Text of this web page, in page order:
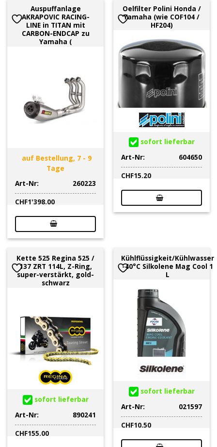
Auspuffanlage
AKRAPOVIC RACING-
LINE in TITAN mit
CARBON-ENDCAP zu
Yamaha (
auf Bestellung, 7 - 9
Tage
Art-Nr:
260223
CHF1'398.00
Oelfilter Polini Honda /
Yamaha (wie COF104 /
HF204)
sofort lieferbar
Art-Nr:
604650
CHF15.20
Kette 525 Regina 525 /
137 ZRT 114L, Z-Ring,
super-verstärkt, gold-
schwarz
sofort lieferbar
Art-Nr:
890241
CHF155.00
Kühlflüssigkeit/Kühlwasser
-40°C Silkolene Mag Cool 1
L
sofort lieferbar
Art-Nr:
021597
CHF10.50